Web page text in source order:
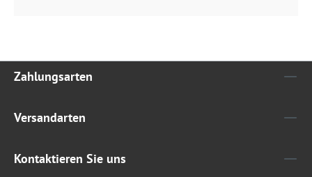
Zahlungsarten
Versandarten
Kontaktieren Sie uns